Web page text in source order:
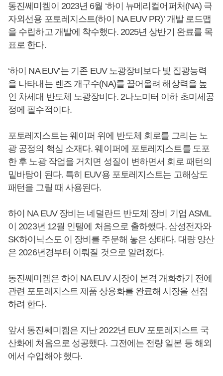
동진쎄미켐이 2023년 6월 ‘하이 뉴메리컬어퍼처(NA) 극
자외선용 포토레지스트(하이 NA EUV PR)’ 개발 로드맵
을 수립하고 개발에 착수했다. 2025년 상반기 완료를 목
표로 한다.
‘하이 NA EUV’는 기존 EUV 노광장비보다 빛 집광능력
을 나타내는 렌즈 개구수(NA)를 끌어올려 해상력을 높
인 차세대 반도체 노광장비다. 2나노미터 이하 초미세공
정에 필수적이다.
포토레지스트는 웨이퍼 위에 반도체 회로를 그리는 노
광 공정의 핵심 소재다. 웨이퍼에 포토레지스트를 도포
한 후 노광 작업을 거치면 성질이 변하면서 회로 패턴의
밑바탕이 된다. 특히 EUV용 포토레지스트는 고해상도
패턴을 그릴 때 사용된다.
하이 NA EUV 장비는 네덜란드 반도체 장비 기업 ASML
이 2023년 12월 인텔에 처음으로 출하했다. 삼성전자와
SK하이닉스도 이 장비를 주문해 놓은 상태다. 대량 양산
은 2026년경부터 이뤄질 것으로 알려졌다.
동진쎄미켐은 하이 NA EUV 시장이 본격 개화하기 전에
관련 포토레지스트 제품 상용화를 완료해 시장을 선점
하려 한다.
앞서 동진쎄미켐은 지난 2022년 EUV 포토레지스트 국
산화에 처음으로 성공했다. 그전에는 전량 일본 등 해외
에서 수입해야 했다.